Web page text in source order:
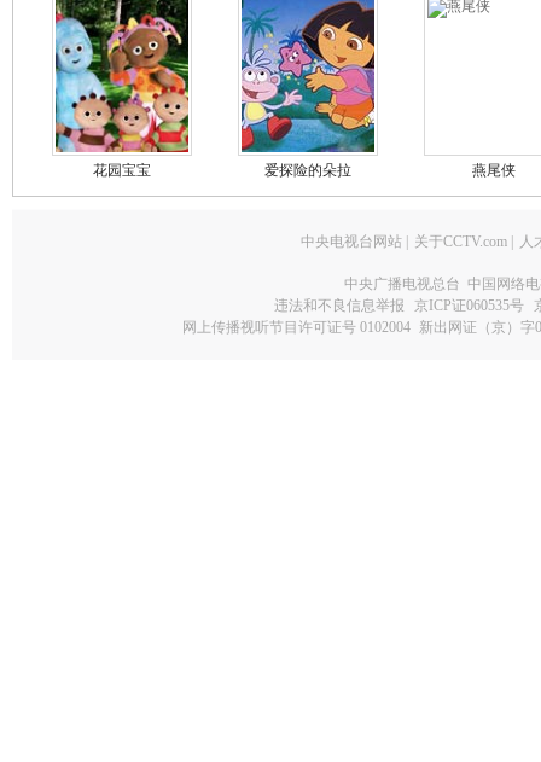
花园宝宝 爱探险的朵拉 燕尾侠
中央电视台网站 关于CCTV.com 人
中央广播电视总台 中国网络
违法和不良信息举报
京ICP证060535号
网上传播视听节目许可证号 0102004 新出网证（京）